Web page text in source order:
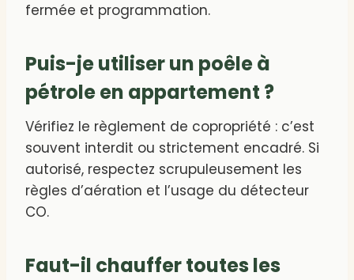
fermée et programmation.
Puis-je utiliser un poêle à
pétrole en appartement ?
Vérifiez le règlement de copropriété : c’est
souvent interdit ou strictement encadré. Si
autorisé, respectez scrupuleusement les
règles d’aération et l’usage du détecteur
CO.
Faut-il chauffer toutes les